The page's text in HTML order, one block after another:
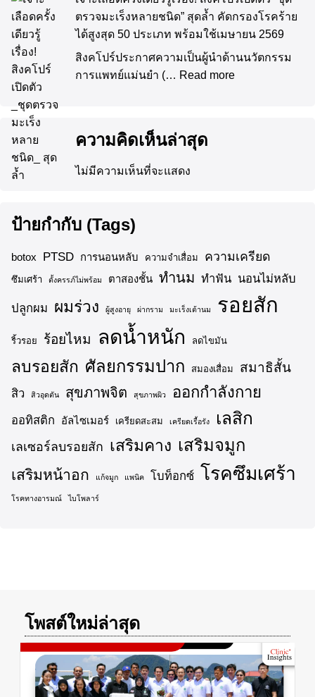
ตรวจมะเร็งหลายชนิด” สุดล้ำ คัดกรองโรคร้าย
ได้สูงสุด 50 ประเภท พร้อมใช้เมษายน 2569
สิงคโปร์ประกาศความเป็นผู้นำด้านนวัตกรรม
การแพทย์แม่นยำ (… Read more
ความคิดเห็นล่าสุด
ไม่มีความเห็นที่จะแสดง
ป้ายกำกับ (Tags)
botox PTSD การนอนหลับ ความจำเสื่อม ความเครียด
ซึมเศร้า ตั้งครรภ์ไม่พร้อม ตาสองชั้น ทำนม ทำฟัน นอนไม่หลับ
ปลูกผม ผมร่วง ผู้สูงอายุ ผ่ากราม มะเร็งเต้านม รอยสัก
ริ้วรอย ร้อยไหม ลดน้ำหนัก ลดไขมัน
ลบรอยสัก ศัลยกรรมปาก สมองเสื่อม สมาธิสั้น
สิว สิวอุดตัน สุขภาพจิต สุขภาพผิว ออกกำลังกาย
ออทิสติก อัลไซเมอร์ เครียดสะสม เครียดเรื้อรัง เลสิก
เลเซอร์ลบรอยสัก เสริมคาง เสริมจมูก
เสริมหน้าอก แก้จมูก แพนิค โบท็อกซ์ โรคซึมเศร้า
โรคทางอารมณ์ ไบโพลาร์
โพสต์ใหม่ล่าสุด